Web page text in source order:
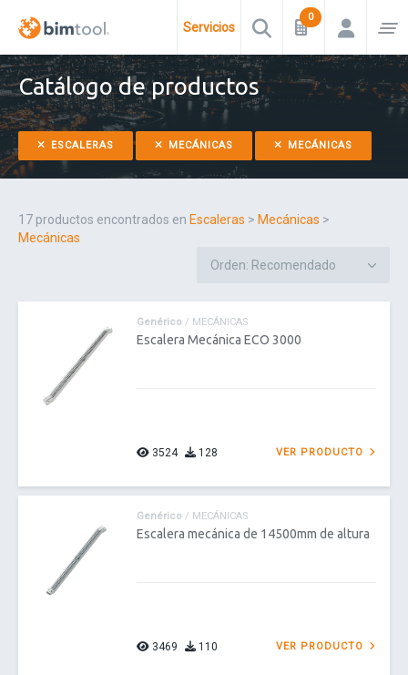
Servicios
Catálogo de productos
ESCALERAS MECÁNICAS MECÁNICAS
17 productos encontrados en Escaleras > Mecánicas >
Mecánicas
Genérico / MECÁNICAS
Escalera Mecánica ECO 3000
3524 128 VER PRODUCTO
Genérico / MECÁNICAS
Escalera mecánica de 14500mm de altura
3469 110 VER PRODUCTO